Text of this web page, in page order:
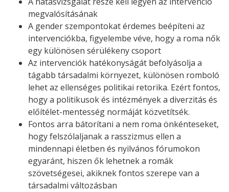
megvalósításának
A gender szempontokat érdemes beépíteni az
intervenciókba, figyelembe véve, hogy a roma nők
egy különösen sérülékeny csoport
Az intervenciók hatékonyságát befolyásolja a
tágabb társadalmi környezet, különösen romboló
lehet az ellenséges politikai retorika. Ezért fontos,
hogy a politikusok és intézmények a diverzitás és
előítélet-mentesség normáját közvetítsék.
Fontos arra bátorítani a nem roma önkénteseket,
hogy felszólaljanak a rasszizmus ellen a
mindennapi életben és nyilvános fórumokon
egyaránt, hiszen ők lehetnek a romák
szövetségesei, akiknek fontos szerepe van a
társadalmi változásban